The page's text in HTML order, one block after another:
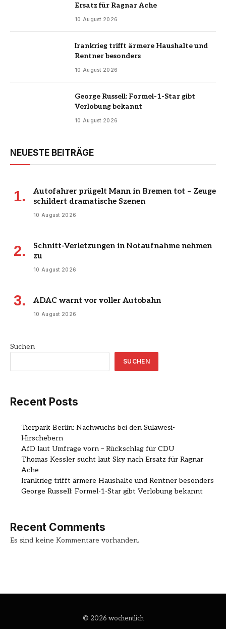
Ersatz für Ragnar Ache
10 August 2026
Irankrieg trifft ärmere Haushalte und
Rentner besonders
10 August 2026
George Russell: Formel-1-Star gibt
Verlobung bekannt
10 August 2026
NEUESTE BEITRÄGE
Autofahrer prügelt Mann in Bremen tot – Zeuge
schildert dramatische Szenen
10 August 2026
Schnitt-Verletzungen in Notaufnahme nehmen
zu
10 August 2026
ADAC warnt vor voller Autobahn
10 August 2026
Suchen
SUCHEN
Recent Posts
Tierpark Berlin: Nachwuchs bei den Sulawesi-
Hirschebern
AfD laut Umfrage vorn – Rückschlag für CDU
Thomas Kessler sucht laut Sky nach Ersatz für Ragnar
Ache
Irankrieg trifft ärmere Haushalte und Rentner besonders
George Russell: Formel-1-Star gibt Verlobung bekannt
Recent Comments
Es sind keine Kommentare vorhanden.
© 2026 wochentlich